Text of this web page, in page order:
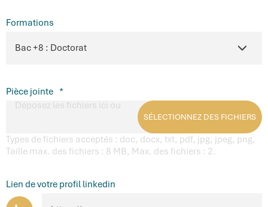
Formations
Pièce jointe *
Déposez les fichiers ici ou
SÉLECTIONNEZ DES FICHIERS
Types de fichiers acceptés : doc, docx, txt, pdf, jpg, jpeg, png,
Taille max. des fichiers : 8 MB, Max. des fichiers : 2.
Lien de votre profil linkedin